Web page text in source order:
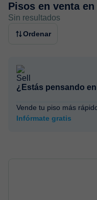
Pisos en venta en
Sin resultados
Ordenar
¿Estás pensando
Vende tu piso más
Infórmate gratis